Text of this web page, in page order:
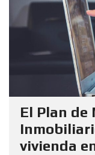
El Plan
vivienda